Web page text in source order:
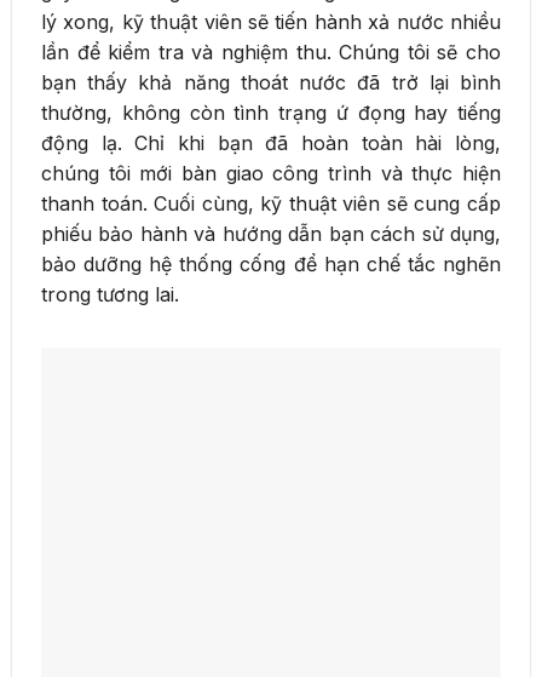
lý xong, kỹ thuật viên sẽ tiến hành xả nước nhiều
lần để kiểm tra và nghiệm thu. Chúng tôi sẽ cho
bạn thấy khả năng thoát nước đã trở lại bình
thường, không còn tình trạng ứ đọng hay tiếng
động lạ. Chỉ khi bạn đã hoàn toàn hài lòng,
chúng tôi mới bàn giao công trình và thực hiện
thanh toán. Cuối cùng, kỹ thuật viên sẽ cung cấp
phiếu bảo hành và hướng dẫn bạn cách sử dụng,
bảo dưỡng hệ thống cống để hạn chế tắc nghẽn
trong tương lai.